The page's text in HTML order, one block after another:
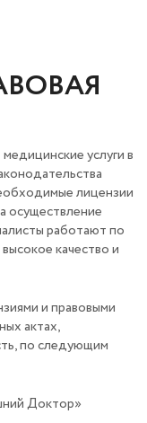
услуги в
лицензии
осуществление
работают по
качество и
и правовыми
актах,
по следующим
Доктор»